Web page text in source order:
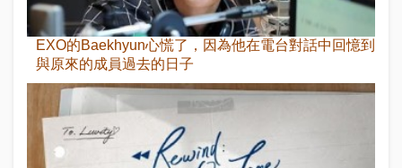
EXO的Baekhyun心慌了，因為他在電台對話中回憶到
與原來的成員過去的日子